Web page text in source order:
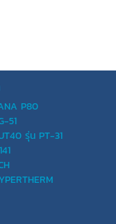
P80
51
รุ่น PT-31